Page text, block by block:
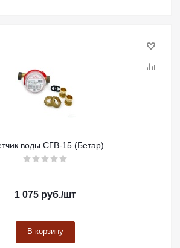
воды СГВ-15 (Бетар)
1 075 руб./шт
В корзину